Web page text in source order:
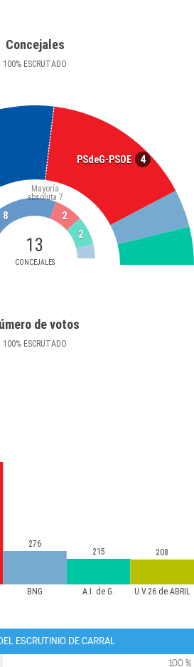
Concejales
100% ESCRUTADO
PSdeG-PSOE 4
13
CONCEJALES
Mayoría
absoluta 7
8
2
2
de votos
100% ESCRUTADO
BNG A.I. de G. U.V.26 de ABRIL
276
215 208
ESCRUTINIO DE CARRAL
100 %